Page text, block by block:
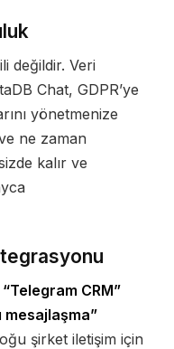
değildir. Veri
Chat, GDPR’ye
yönetmenize
ne zaman
kalır ve
“Telegram CRM”
mesajlaşma”
şirket iletişim için